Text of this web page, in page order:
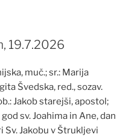
19.7.2026
muč.; sr.: Marija
Švedska, red., sozav.
Jakob starejši, apostol;
sv. Joahima in Ane, dan
Jakobu v Štrukljevi